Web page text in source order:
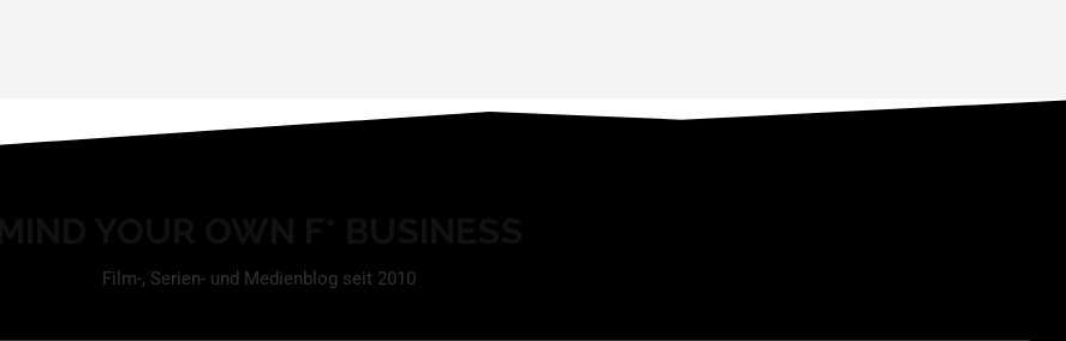
Film-, Serien- und Medienblog seit 2010